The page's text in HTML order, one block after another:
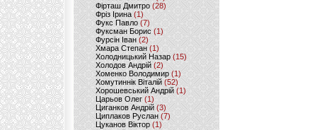
Фірташ Дмитро (28)
Фріз Ірина (1)
Фукс Павло (7)
Фуксман Борис (1)
Фурсін Іван (2)
Хмара Степан(1)
Холодницький Назар(15)
Холодов Андрій (2)
Хоменко Володимир (1)
Хомутиннік Віталій (52)
Хорошевський Андрій (1)
Царьов Олег (1)
Циганков Андрій (3)
Циплаков Руслан(7)
Цуканов Віктор (1)